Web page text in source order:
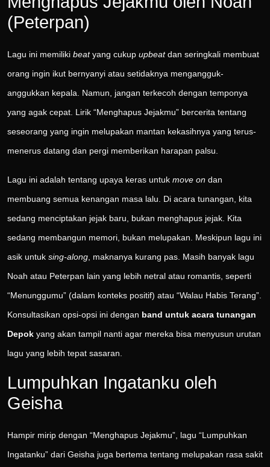
(Peterpan)
Lagu ini memiliki beatyang cukup upbeatdan seringkali membuat
orang ingin ikut bernyanyi atau setidaknya mengangguk-
anggukkan kepala. Namun, jangan terkecoh dengan temponya
yang agak cepat. Lirik “Menghapus Jejakmu” bercerita tentang
seseorang yang ingin melupakan mantan kekasihnya yang terus-
menerus datang dan pergi memberikan harapan palsu.
Lagu ini adalah tentang upaya keras untuk move on dan
membuang semua kenangan masa lalu. Di acara tunangan, kita
sedang menciptakan jejak baru, bukan menghapus jejak. Kita
sedang membangun memori, bukan melupakan. Meskipun lagu ini
asik untuk sing-along , maknanya kurang pas. Masih banyak lagu
Noah atau Peterpan lain yang lebih netral atau romantis, seperti
“Menunggumu” (dalam konteks positif) atau “Walau Habis Terang”.
Konsultasikan opsi-opsi ini dengan band untuk acara tunangan
Depok yang akan tampil nanti agar mereka bisa menyusun urutan
lagu yang lebih tepat sasaran.
Lumpuhkan Ingatanku oleh
Geisha
Hampir mirip dengan “Menghapus Jejakmu”, lagu “Lumpuhkan
Ingatanku” dari Geisha juga bertema tentang melupakan rasa sakit